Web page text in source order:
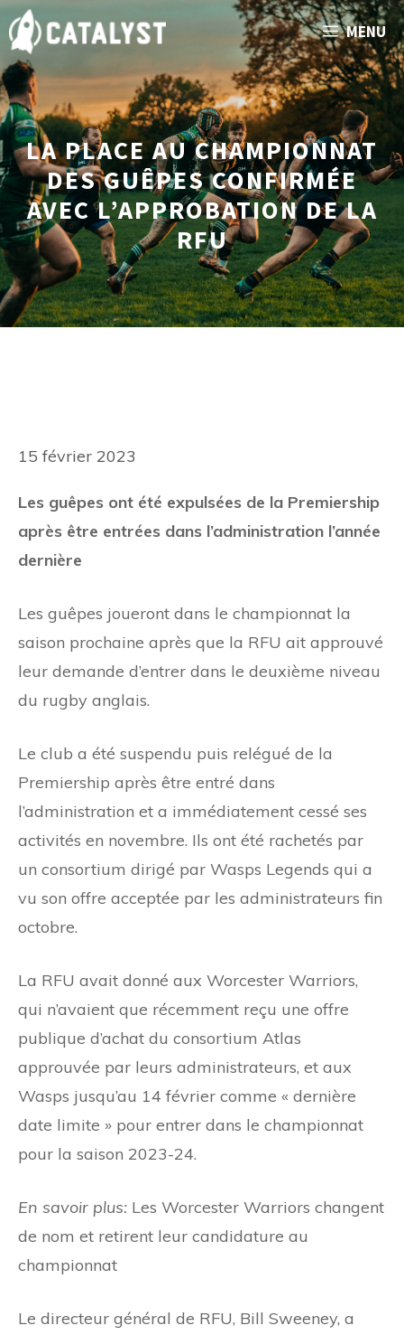
Aller
au
contenu
MENU
LA PLACE AU CHAMPIONNAT
DES GUÊPES CONFIRMÉE
AVEC L’APPROBATION DE LA
RFU
15 février 2023
Les guêpes ont été expulsées de la Premiership
après être entrées dans l’administration l’année
dernière
Les guêpes joueront dans le championnat la
saison prochaine après que la RFU ait approuvé
leur demande d’entrer dans le deuxième niveau
du rugby anglais.
Le club a été suspendu puis relégué de la
Premiership après être entré dans
l’administration et a immédiatement cessé ses
activités en novembre. Ils ont été rachetés par
un consortium dirigé par Wasps Legends qui a
vu son offre acceptée par les administrateurs fin
octobre.
La RFU avait donné aux Worcester Warriors,
qui n’avaient que récemment reçu une offre
publique d’achat du consortium Atlas
approuvée par leurs administrateurs, et aux
Wasps jusqu’au 14 février comme « dernière
date limite » pour entrer dans le championnat
pour la saison 2023-24.
En savoir plus: Les Worcester Warriors changent
de nom et retirent leur candidature au
championnat
Le directeur général de RFU, Bill Sweeney, a